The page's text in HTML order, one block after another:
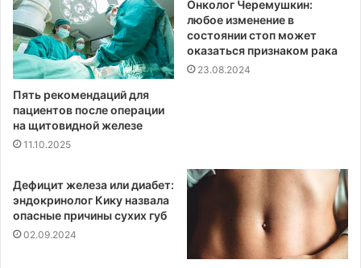
Пять рекомендаций для
пациентов после операции
на щитовидной железе
11.10.2025
Онколог Черемушкин:
любое изменение в
состоянии стоп может
оказаться признаком рака
23.08.2024
Дефицит железа или диабет:
эндокринолог Кику назвала
опасные причины сухих губ
02.09.2024